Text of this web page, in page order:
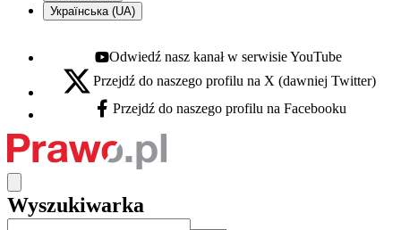
Українська (UA)
Youtube - otwiera się w nowej karcie
Odwiedź nasz kanał w serwisie YouTube
X - otwiera się w nowej karcie
Przejdź do naszego profilu na X (dawniej Twitter)
Facebook - otwiera się w nowej karcie
Przejdź do naszego profilu na Facebooku
Wyszukiwarka